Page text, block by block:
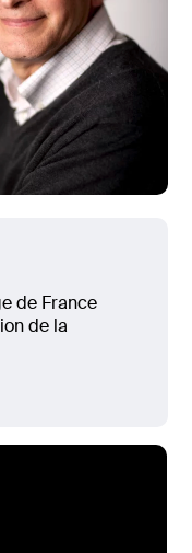
de France
de la